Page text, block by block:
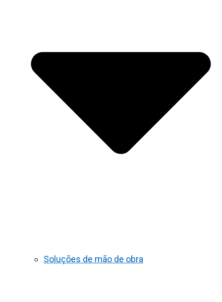
Soluções de mão de obra